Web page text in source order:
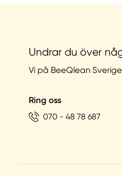
Undrar du över
Vi på BeeQlean
Ring oss
070 - 48 78 687